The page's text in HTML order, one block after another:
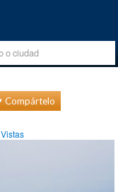
Compártelo
Vistas